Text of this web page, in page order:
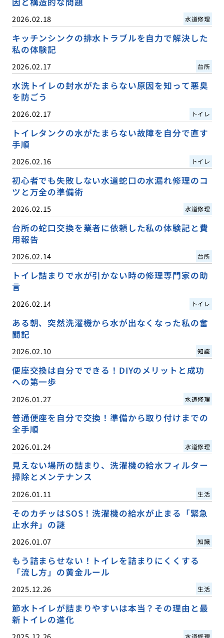
2026.02.18 水道修理
キッチンシンクの排水トラブルを自力で解決した
私の体験記
2026.02.17 台所
水洗トイレの封水がたまらない原因を知って悪臭
を防ごう
2026.02.17 トイレ
トイレタンクの水がたまらない故障を自分で直す
手順
2026.02.16 トイレ
初心者でも失敗しない水道蛇口の水漏れ修理のコ
ツと万全の準備術
2026.02.15 水道修理
台所の蛇口交換を業者に依頼した私の体験記と費
用報告
2026.02.14 台所
トイレ詰まりで水が引かない時の修理専門家の助
言
2026.02.14 トイレ
ある朝、突然洗濯機から水が出なくなった私の奮
闘記
2026.02.10 知識
便座交換は自分でできる！DIYのメリットと成功
への第一歩
2026.01.27 水道修理
普通便座を自分で交換！準備から取り付けまでの
全手順
2026.01.24 水道修理
見えない場所の詰まり、洗濯機の給水フィルター
掃除とメンテナンス
2026.01.11 生活
そのカチッはSOS！洗濯機の給水が止まる「緊急
止水弁」の謎
2026.01.07 知識
もう詰まらせない！トイレを詰まりにくくする
「流し方」の黄金ルール
2025.12.26 生活
節水トイレが詰まりやすいは本当？その理由と最
新トイレの進化
水道修理